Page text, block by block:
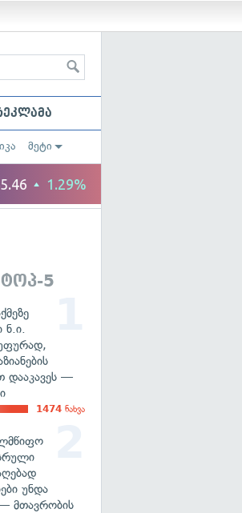
მეტი
5
ნ.ი.
დააკავეს —
1474 ნახვა
უნდა
მთავრობის